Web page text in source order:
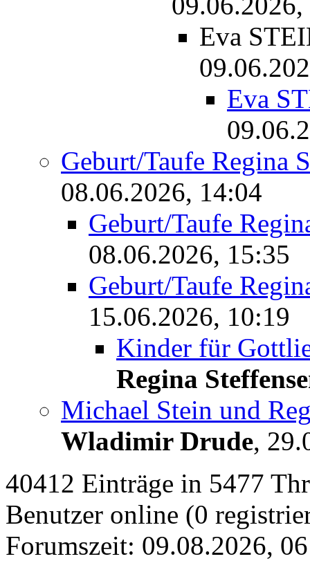
Eva
Eva
Geburt/Taufe Regina
08.06.2026, 14:04
Geburt/Taufe
08.06.2026, 15:35
Geburt/Taufe
15.06.2026, 10:19
Kinder für
Regina
Michael Stein und
Wladimir Drude,
40412 Einträge in 5477
Benutzer online (0
Forumszeit: 09.08.2026,